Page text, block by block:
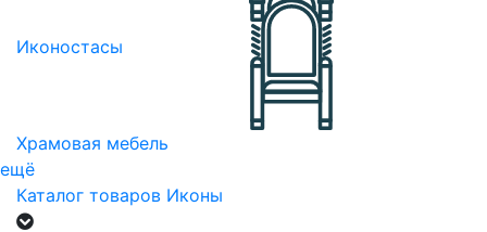
Иконостасы
Храмовая мебель
ещё
Каталог товаров Иконы